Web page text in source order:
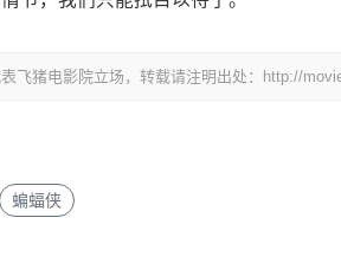
飞猪电影院立场，转载请注明出处：http://
蝙蝠侠